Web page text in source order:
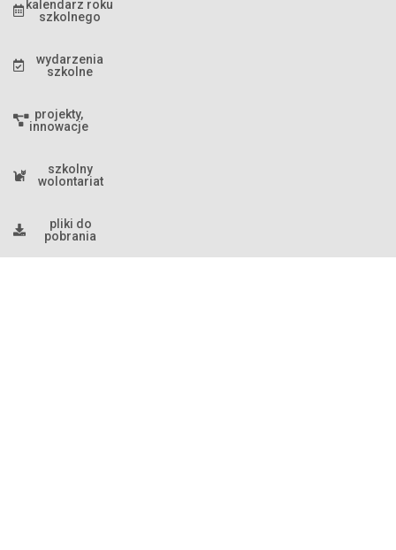
kalendarz roku
szkolnego
wydarzenia
szkolne
projekty,
innowacje
szkolny
wolontariat
pliki do
pobrania